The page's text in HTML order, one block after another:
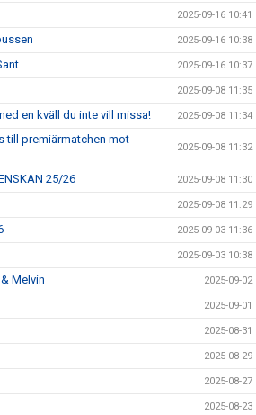
2025-09-16 10:41
2025-09-16 10:38
2025-09-16 10:37
2025-09-08 11:35
en kväll du inte vill missa! 2025-09-08 11:34
till premiärmatchen mot
2025-09-08 11:32
25/26 2025-09-08 11:30
2025-09-08 11:29
2025-09-03 11:36
2025-09-03 10:38
Melvin 2025-09-02
2025-09-01
2025-08-31
2025-08-29
2025-08-27
2025-08-23